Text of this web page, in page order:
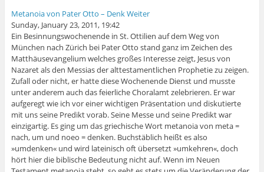
Metanoia von Pater Otto – Denk Weiter
Sunday, January 23, 2011, 19:42
Ein Besinnungswochenende in St. Ottilien auf dem Weg von
München nach Zürich bei Pater Otto stand ganz im Zeichen des
Matthäusevangelium welches großes Interesse zeigt, Jesus von
Nazaret als den Messias der alttestamentlichen Prophetie zu zeigen.
Zufall oder nicht, er hatte diese Wochenende Dienst und musste
unter anderem auch das feierliche Choralamt zelebrieren. Er war
aufgeregt wie ich vor einer wichtigen Präsentation und diskutierte
mit uns seine Predikt vorab. Seine Messe und seine Predikt war
einzigartig. Es ging um das griechische Wort metanoia von meta =
nach, um und noeo = denken. Buchstäblich heißt es also
»umdenken« und wird lateinisch oft übersetzt »umkehren«, doch
hört hier die biblische Bedeutung nicht auf. Wenn im Neuen